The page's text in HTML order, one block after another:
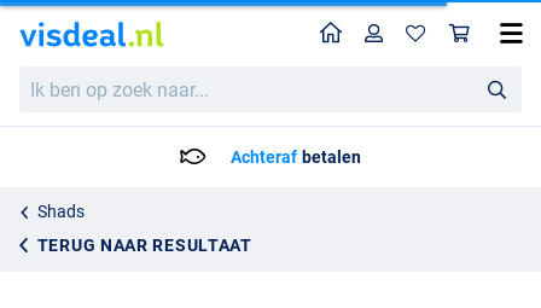
ben
HomeProfiel
Achteraf betalen
Shads
TERUG NAAR RESULTAAT
Gator Catfish Twin Shad 35cm (1pc)